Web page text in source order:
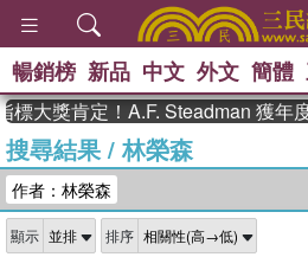
父親節 、
女孩：黎
、
暢銷榜 新品 中文 外文 簡體
肯定！A.F. Steadman 獲年度作
搜尋結果/林榮森
作者：林榮森
顯示 排序